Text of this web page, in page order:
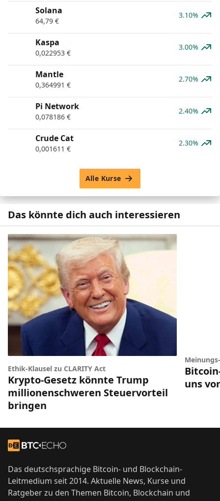
Solana
64,79 €
3.10%
Kaspa
0,022953 €
3.00%
Mantle
0,364991 €
2.70%
Pi Network
0,078186 €
2.40%
Crude Cat
0,001611 €
2.30%
Alle Kurse
Das könnte dich auch interessieren
Ethik-Klausel zu CLARITY Act
Krypto-Gesetz könnte Trump
millionenschweren Steuervorteil
bringen
uns
Zur Startseite
Das deutschsprachige Bitcoin- und Blockchain-
Leitmedium seit 2014. Aktuelle News, Kurse und
Ratgeber zu den Themen Bitcoin, Blockchain und